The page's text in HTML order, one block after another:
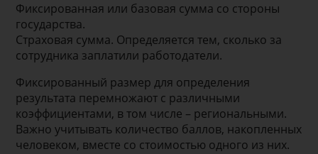
Фиксированная или базовая сумма со стороны
государства.
Страховая сумма. Определяется тем, сколько за
сотрудника заплатили работодатели.
Фиксированный размер для определения
результата перемножают с различными
коэффициентами, в том числе – региональными.
Важно учитывать количество баллов, накопленных
человеком, вместе со стоимостью одного из них.